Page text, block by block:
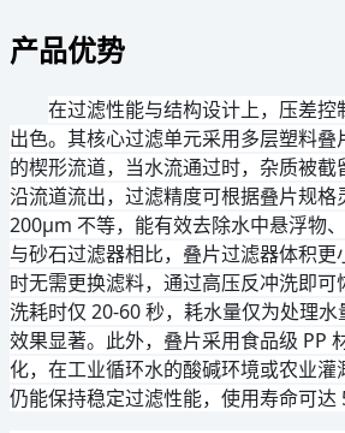
产品优势
在过滤性能与结构设计上，压差
出色。其核心过滤单元采用多层塑料
的楔形流道，当水流通过时，杂质被
沿流道流出，过滤精度可根据叠片规
200μm 不等，能有效去除水中悬浮物
与砂石过滤器相比，叠片过滤器体积
时无需更换滤料，通过高压反冲洗即
洗耗时仅 20-60 秒，耗水量仅为处理水
效果显著。此外，叠片采用食品级 PP
化，在工业循环水的酸碱环境或农业灌
仍能保持稳定过滤性能，使用寿命可达